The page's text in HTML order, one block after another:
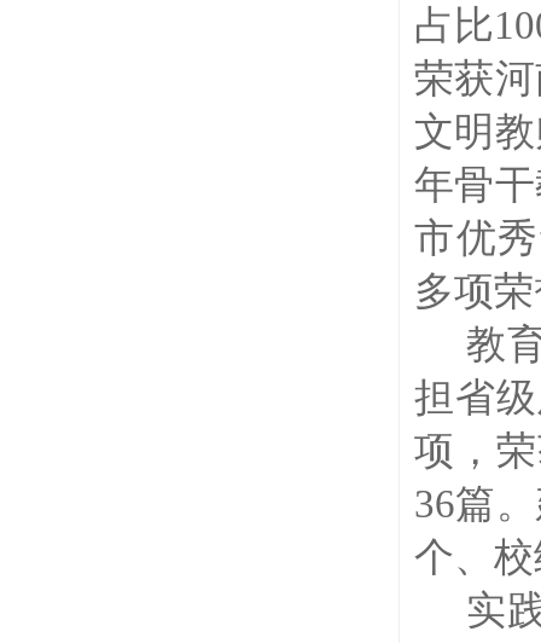
占比
荣获
文明
年骨
市优
多项
教
担省
项，
36篇
个、
实